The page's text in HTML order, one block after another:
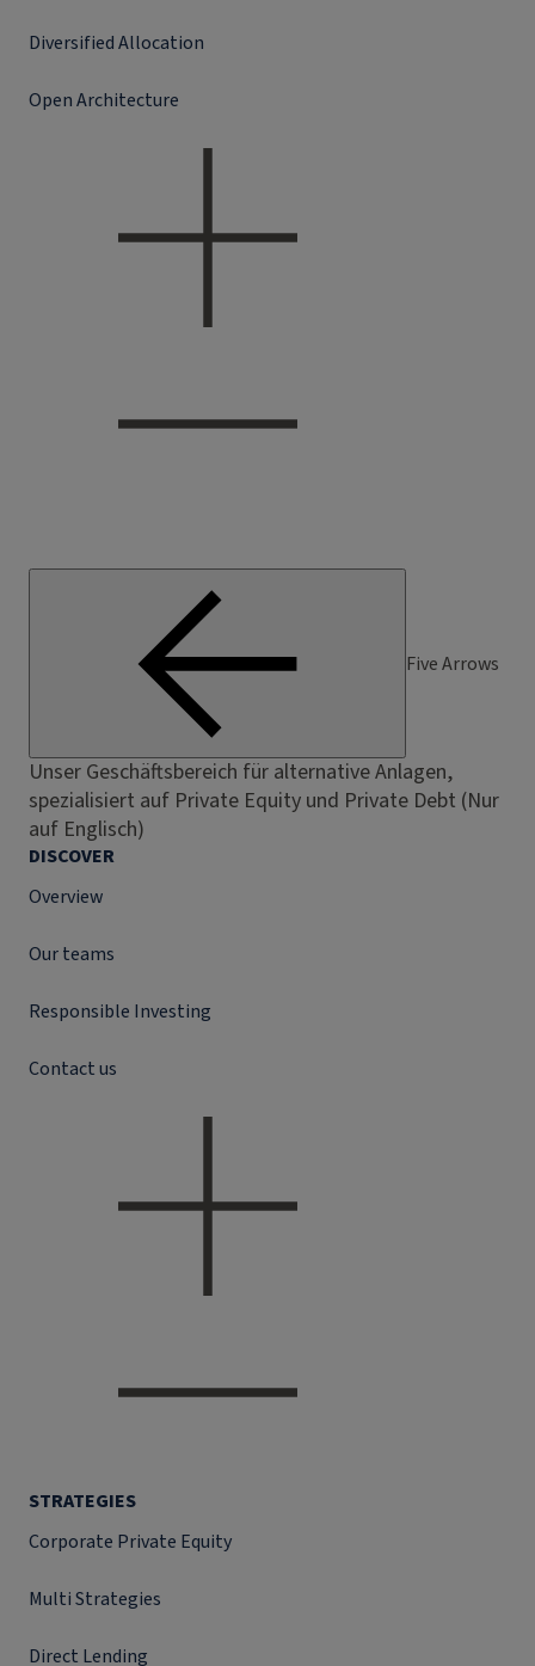
Diversified Allocation
Open Architecture
Five Arrows
Unser Geschäftsbereich für alternative Anlagen,
spezialisiert auf Private Equity und Private Debt (Nur
auf Englisch)
DISCOVER
Overview
Our teams
Responsible Investing
Contact us
STRATEGIES
Corporate Private Equity
Multi Strategies
Direct Lending